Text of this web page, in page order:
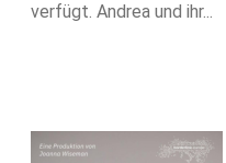
verfügt. Andrea und ihr...